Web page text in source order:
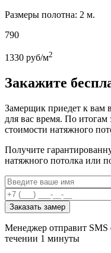
Размеры полотна: 2 м.
790
1330 руб/м2
Закажите
Замерщик приедет к вам
для вас время. По итогам
стоимости натяжного
Получите
натяжного потолка или
Заказать замер
Менеджер отправит SMS
течении 1 минуты